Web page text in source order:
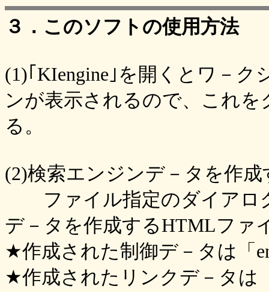
３．このソフトの使用方法
(1)｢KIengine｣を開くとワ－ク
ンが表示されるので、これ
る。
(2)検索エンジンデ－タを作
ファイル指定のダイアロ
デ－タを作成するHTMLファ
★作成された制御デ－タは「
★作成されたリンクデ－タは